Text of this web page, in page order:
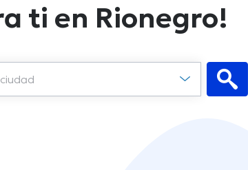
ti en Rionegro!